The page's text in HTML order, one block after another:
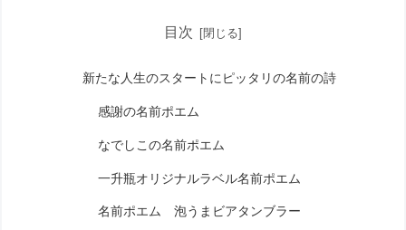
目次
新たな人生のスタートにピッタリの名前の詩
感謝の名前ポエム
なでしこの名前ポエム
一升瓶オリジナルラベル名前ポエム
名前ポエム 泡うまビアタンブラー